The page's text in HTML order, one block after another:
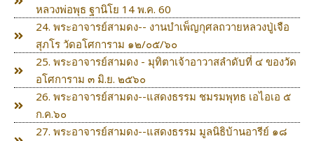
หลวงพ่อพุธ ฐานิโย 14 พ.ค. 60
24. พระอาจารย์สามดง-- งานบำเพ็ญกุศลถวายหลวงปู่เจือ
สุภโร วัดอโศการาม ๑๒/๐๕/๖๐
25. พระอาจารย์สามดง - มุทิตาเจ้าอาวาสลำดับที่ ๔ ของวัด
อโศการาม ๓ มิ.ย. ๒๕๖๐
26. พระอาจารย์สามดง--แสดงธรรม ชมรมพุทธ เอไอเอ ๕
ก.ค.๖๐
27. พระอาจารย์สามดง--แสดงธรรม มูลนิธิบ้านอารีย์ ๑๘